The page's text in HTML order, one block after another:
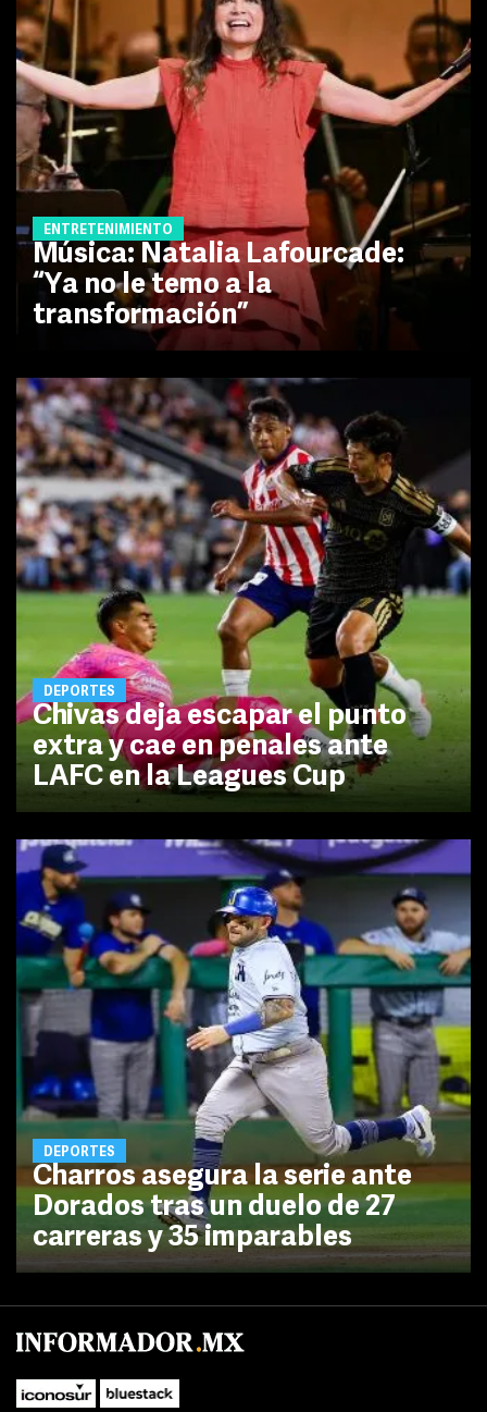
ENTRETENIMIENTO
Música: Natalia Lafourcade:
“Ya no le temo a la
transformación”
DEPORTES
Chivas deja escapar el punto
extra y cae en penales ante
LAFC en la Leagues Cup
DEPORTES
Charros asegura la serie ante
Dorados tras un duelo de 27
carreras y 35 imparables